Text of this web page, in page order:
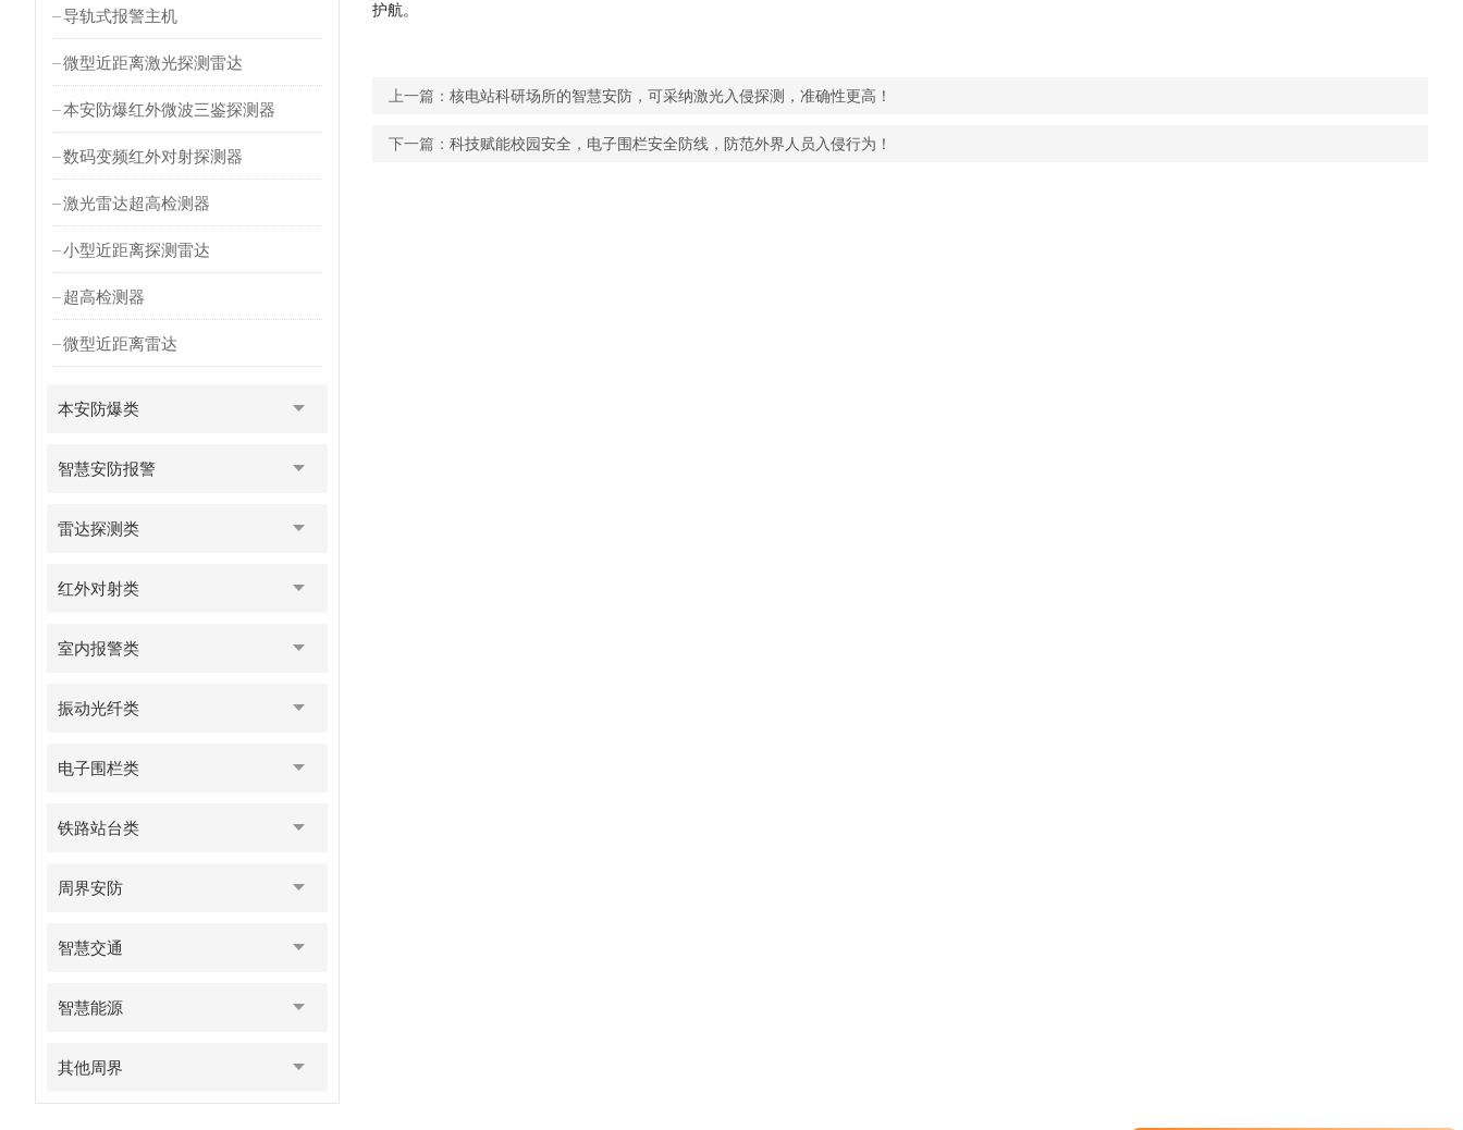
导轨式报警主机
微型近距离激光探测雷达
本安防爆红外微波三鉴探测器
数码变频红外对射探测器
激光雷达超高检测器
小型近距离探测雷达
超高检测器
微型近距离雷达
本安防爆类
智慧安防报警
雷达探测类
红外对射类
室内报警类
振动光纤类
电子围栏类
铁路站台类
周界安防
智慧交通
智慧能源
其他周界
护航。
上一篇： 核电站科研场所的智慧安防，可采纳激光入侵探测，准确性更高！
下一篇： 科技赋能校园安全，电子围栏安全防线，防范外界人员入侵行为！